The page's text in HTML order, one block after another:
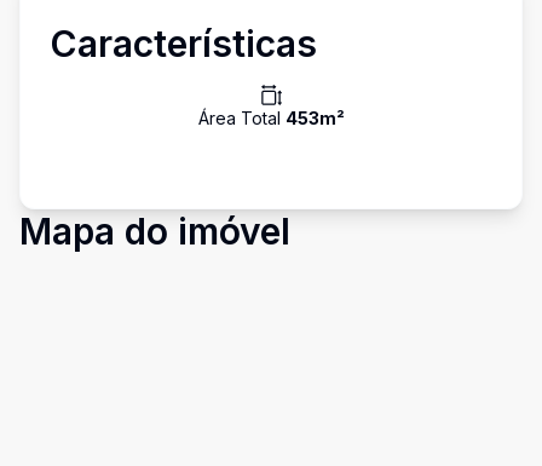
Características
Área Total 453m²
Mapa do imóvel